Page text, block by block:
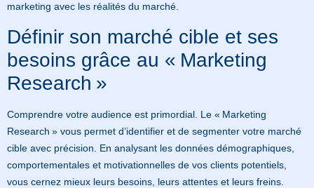
marketing avec les réalités du marché.
Définir son marché cible et ses
besoins grâce au « Marketing
Research »
Comprendre votre audience est primordial. Le « Marketing
Research » vous permet d’identifier et de segmenter votre marché
cible avec précision. En analysant les données démographiques,
comportementales et motivationnelles de vos clients potentiels,
vous cernez mieux leurs besoins, leurs attentes et leurs freins.